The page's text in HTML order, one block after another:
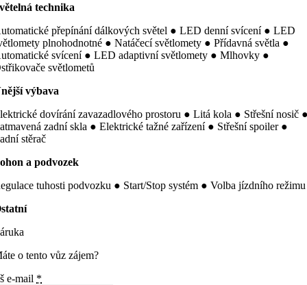
technika
přepínání dálkových světel ● LED denní svícení ● LED
plnohodnotné ● Natáčecí světlomety ● Přídavná světla ●
svícení ● LED adaptivní světlomety ● Mlhovky ●
světlometů
výbava
dovírání zavazadlového prostoru ● Litá kola ● Střešní nosič
zadní skla ● Elektrické tažné zařízení ● Střešní spoiler ●
stěrač
a podvozek
tuhosti podvozku ● Start/Stop systém ● Volba jízdního režimu
o tento vůz zájem?
e-mail *